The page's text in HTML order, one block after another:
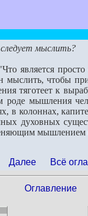
мыслить?
является
мыслить, чтобы
тяготеет к
роде мышления
в колоннах,
духовных
мышлением
Далее Всё
Оглавление